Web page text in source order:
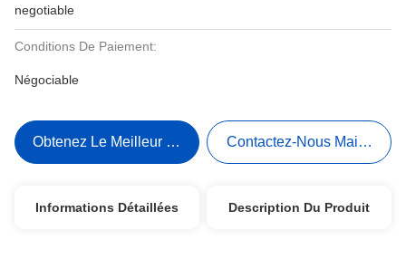
negotiable
Conditions De Paiement:
Négociable
Obtenez Le Meilleur Prix Contactez-Nous Maintenant
Informations Détaillées Description Du Produit